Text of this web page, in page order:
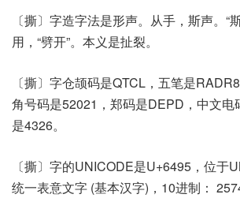
〔撕〕字造字法是形声。从手，斯声。“
用，“劈开”。本义是扯裂。
〔撕〕字仓颉码是QTCL，五笔是
角号码是52021，郑码是DEPD，中文电
是4326。
〔撕〕字的UNICODE是U+6495，位于
统一表意文字 (基本汉字)，10进制：